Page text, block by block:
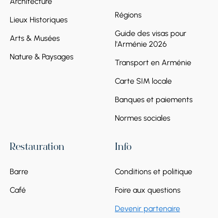
Lieux Historiques
Arts & Musées
Nature & Paysages
Régions
Guide des visas pour
l'Arménie 2026
Transport en Arménie
Carte SIM locale
Banques et paiements
Normes sociales
Restauration
Barre
Café
Info
Conditions et politique
Foire aux questions
Devenir partenaire